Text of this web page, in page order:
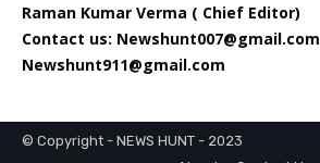
Raman Kumar Verma ( Chief Editor)
Contact us: Newshunt007@gmail.com
Newshunt911@gmail.com
© Copyright - NEWS HUNT - 2023